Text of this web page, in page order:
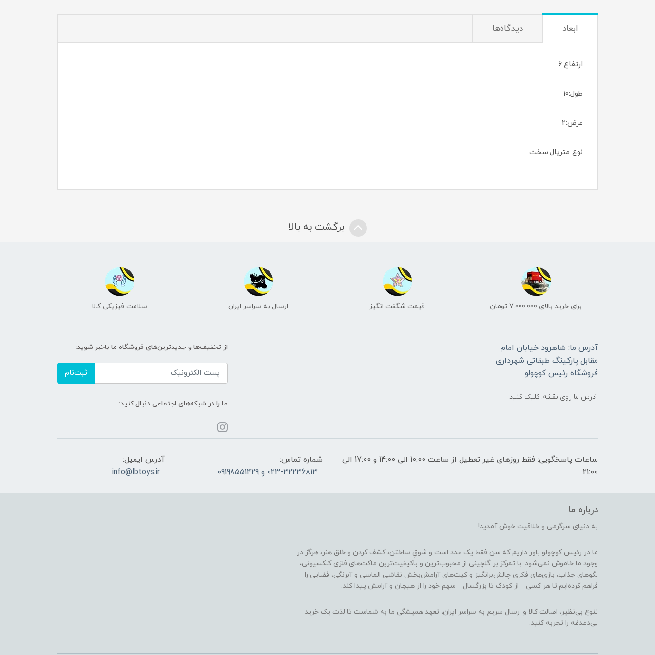
ابعاد دیدگاه‌ها
ارتفاع:6
طول:10
عرض:2
نوع متریال:سخت
برگشت به بالا
برای خرید بالای 7.000.000 تومان قیمت شگفت انگیز ارسال به سراسر ایران سلامت فیزیکی کالا
آدرس ما: شاهرود خیابان امام
مقابل پارکینگ طبقاتی شهرداری
فروشگاه رئیس کوچولو
آدرس ما روی نقشه: کلیک کنید
از تخفیف‌ها و جدیدترین‌های فروشگاه ما باخبر شوید:
ثبت‌نام
ما را در شبکه‌های اجتماعی دنبال کنید:
ساعات پاسخگویی: فقط روزهای غیر تعطیل از ساعت 10:00 الی 14:00 و 17:00 الی
21:00
شماره تماس:
023-32236813 و 09198551429
آدرس ایمیل:
info@lbtoys.ir
درباره ما
به دنیای سرگرمی و خلاقیت خوش آمدید!
ما در رئیس کوچولو باور داریم که سن فقط یک عدد است و شوقِ ساختن، کشف کردن و خلق هنر، هرگز در
وجود ما خاموش نمی‌شود. با تمرکز بر گلچینی از محبوب‌ترین و باکیفیت‌ترین ماکت‌های فلزی کلکسیونی،
لگوهای جذاب، بازی‌های فکری چالش‌برانگیز و کیت‌های آرامش‌بخش نقاشی الماسی و آبرنگی، فضایی را
فراهم کرده‌ایم تا هر کسی – از کودک تا بزرگسال – سهم خود را از هیجان و آرامش پیدا کند.
تنوع بی‌نظیر، اصالت کالا و ارسال سریع به سراسر ایران، تعهد همیشگی ما به شماست تا لذت یک خرید
بی‌دغدغه را تجربه کنید.